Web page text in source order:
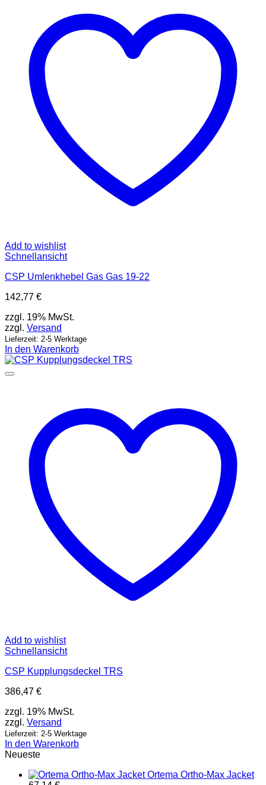
Add to wishlist
Schnellansicht
CSP Umlenkhebel Gas Gas 19-22
142,77 €
zzgl. 19% MwSt.
zzgl. Versand
Lieferzeit: 2-5 Werktage
In den Warenkorb
Add to wishlist
Schnellansicht
CSP Kupplungsdeckel TRS
386,47 €
zzgl. 19% MwSt.
zzgl. Versand
Lieferzeit: 2-5 Werktage
In den Warenkorb
Neueste
Ortema Ortho-Max Jacket